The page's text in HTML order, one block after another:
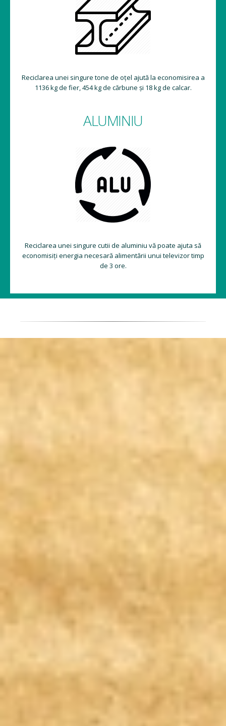
Reciclarea unei singure tone de oțel ajută la economisirea a
1136 kg de fier, 454 kg de cărbune și 18 kg de calcar.
ALUMINIU
Reciclarea unei singure cutii de aluminiu vă poate ajuta să
economisiți energia necesară alimentării unui televizor timp
de 3 ore.